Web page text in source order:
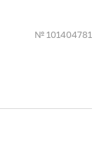
№ 101404781